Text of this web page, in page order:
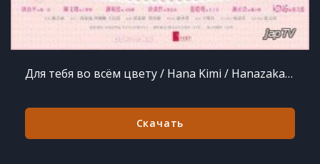
Для тебя во всём цвету / Hana Kimi / Hanazakari no Kimitachi e / Hua Yang Shao Nian Shao Nu [15 из 15] (2006)
Скачать